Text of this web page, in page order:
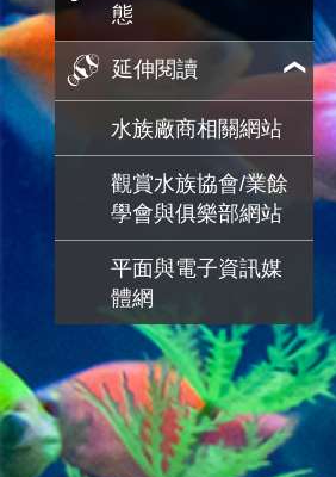
態
延伸閱讀
水族廠商相關網站
觀賞水族協會/業餘
學會與俱樂部網站
平面與電子資訊媒
體網